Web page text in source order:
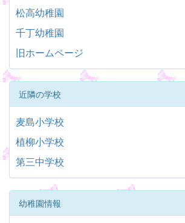
松高幼稚園
千丁幼稚園
旧ホームページ
近隣の学校
麦島小学校
植柳小学校
第三中学校
幼稚園情報